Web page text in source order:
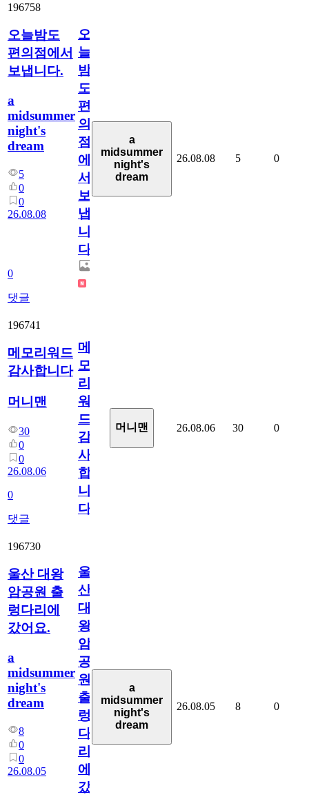
196758
오늘밤도
편의점에서
보냅니다.
a
midsummer
night's
dream
5
0
0
26.08.08
0
댓글
오
늘
밤
도
편
의
점
에
서
보
냅
니
다.
a
midsummer
night's
dream
26.08.08 5 0
196741
메모리워드
감사합니다
머니맨
30
0
0
26.08.06
0
댓글
메
모
리
워
드
감
사
합
니
다
머니맨 26.08.06 30 0
196730
울산 대왕
암공원 출
렁다리에
갔어요.
a
midsummer
night's
dream
8
0
0
26.08.05
울
산
대
왕
암
공
원
출
렁
다
리
에
갔
a
midsummer
night's
dream
26.08.05 8 0